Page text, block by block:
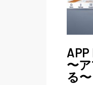
APP
〜
る〜